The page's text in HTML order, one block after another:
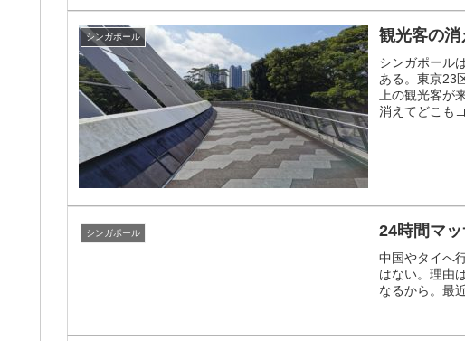
シンガポール 観光客の
シンガポール
ある。東京23
上の観光客が
消えてどこも
シンガポール 24時間マ
中国やタイへ
はない。理由
なるから。最